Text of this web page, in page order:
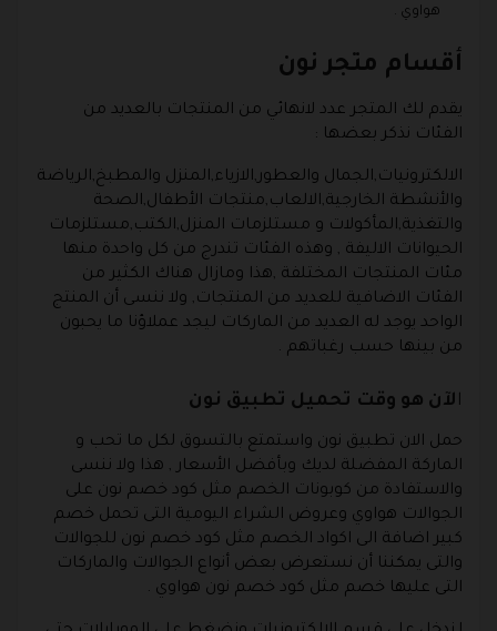
هواوي .
أقسام متجر نون
يقدم لك المتجر عدد لانهائي من المنتجات بالعديد من
الفئات نذكر بعضها :
الالكترونيات,الجمال والعطور,الازياء,المنزل والمطبخ,الرياضة
والأنشطة الخارجية,الالعاب,منتجات الأطفال,الصحة
والتغذية,المأكولات و مستلزمات المنزل,الكتب,مستلزمات
الحيوانات الاليفة , وهذه الفئات تندرج من كل واحدة منها
مئات المنتجات المختلفة ,هذا ومازال هناك الكثير من
الفئات الاضافية للعديد من المنتجات, ولا ننسى أن المنتج
الواحد يوجد له العديد من الماركات ليجد عملاؤنا ما يحبون
من بينها حسب رغباتهم .
ا لآن هو وقت تحميل تطبيق نون
حمل الان تطبيق نون واستمتع بالتسوق لكل ما تحب و
الماركة المفضلة لديك وبأفضل الأسعار , هذا ولا ننسى
والاستفادة من كوبونات الخصم مثل كود خصم نون على
الجوالات هواوي وعروض الشراء اليومية التى تحمل خصم
كبير اضافة الى اكواد الخصم مثل كود خصم نون للجوالات
والتى يمكننا أن نستعرض بعض أنواع الجوالات والماركات
التى عليها خصم مثل كود خصم نون هواوي .